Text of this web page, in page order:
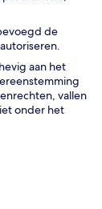
de
aan het
vallen
onder het